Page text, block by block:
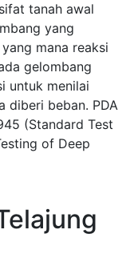
tanah awal
yang
mana reaksi
gelombang
untuk menilai
diberi beban. PDA
(Standard Test
of Deep